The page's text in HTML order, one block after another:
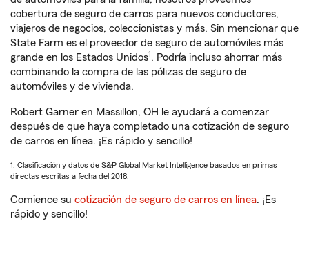
cobertura de seguro de carros para nuevos conductores,
viajeros de negocios, coleccionistas y más. Sin mencionar que
State Farm es el proveedor de seguro de automóviles más
grande en los Estados Unidos1. Podría incluso ahorrar más
combinando la compra de las pólizas de seguro de
automóviles y de vivienda.
Robert Garner en Massillon, OH le ayudará a comenzar
después de que haya completado una cotización de seguro
de carros en línea. ¡Es rápido y sencillo!
1. Clasificación y datos de S&P Global Market Intelligence basados en primas
directas escritas a fecha del 2018.
Comience su cotización de seguro de carros en línea. ¡Es
rápido y sencillo!